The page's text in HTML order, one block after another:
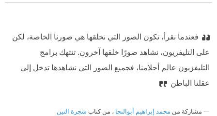
فعندما نقرأ، تكون الصور التي نخلقها هي صورنا الخاصة، لكن
على التليفزيون، نشاهد صورًا خلقها آخرون. تنتهك برامج
التليفزيون عالم أحلامنا، فجميع الصور التي نشاهدها تدخل إلى
عقلنا الباطن
مشاركة من محمد إبراهيم أبوالنجا ، من كتاب شجرة التين